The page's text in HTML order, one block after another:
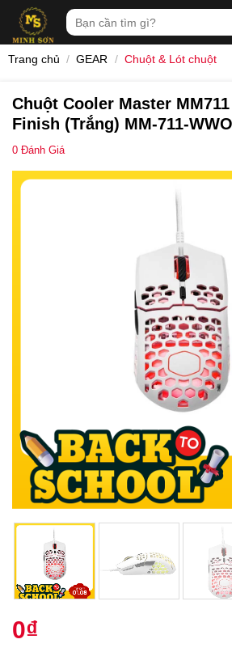
content
Tìm
kiếm:
Trang chủ / GEAR / Chuột & Lót chuột
Chuột Cooler Master
Finish (Trắng) MM-711-
0 Đánh Giá
0₫